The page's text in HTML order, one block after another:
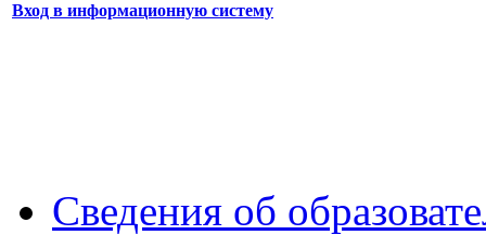
Вход в информационную систему
Сведения об